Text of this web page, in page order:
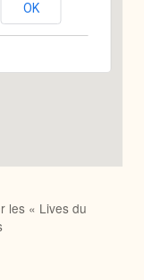
OK
les « Lives du